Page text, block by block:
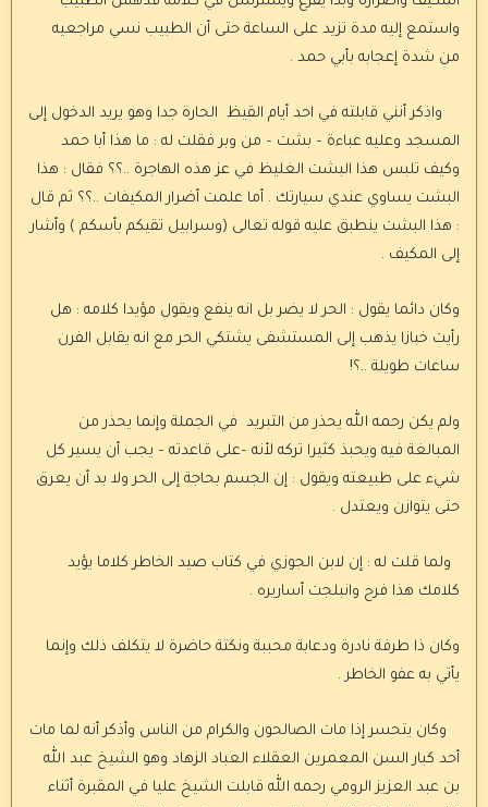
واستمع إليه مدة تزيد على الساعة حتى أن الطبيب نسي مراجعيه
من شدة إعجابه بأبي حمد .
واذكر أنني قابلته في احد أيام القيظ الحارة جدا وهو يريد الدخول إلى
المسجد وعليه عباءة – بشت – من وبر فقلت له : ما هذا أبا حمد
وكيف تلبس هذا البشت الغليظ في عز هذه الهاجرة ..؟؟ فقال : هذا
البشت يساوي عندي سيارتك . أما علمت أضرار المكيفات ..؟؟ ثم قال
: هذا البشت ينطبق عليه قوله تعالى (وسرابيل تقيكم بأسكم ) وأشار
إلى المكيف .
وكان دائما يقول : الحر لا يضر بل انه ينفع ويقول مؤيدا كلامه : هل
رأيت خبازا يذهب إلى المستشفى يشتكي الحر مع انه يقابل الفرن
ساعات طويلة ..؟!
ولم يكن رحمه الله يحذر من التبريد في الجملة وإنما يحذر من
المبالغة فيه ويحبذ كثيرا تركه لأنه –على قاعدته – يجب أن يسير كل
شيء على طبيعته ويقول : إن الجسم بحاجة إلى الحر ولا بد أن يعرق
حتى يتوازن ويعتدل .
ولما قلت له : إن لابن الجوزي في كتاب صيد الخاطر كلاما يؤيد
كلامك هذا فرح وانبلجت أساريره .
وكان ذا طرفة نادرة ودعابة محببة ونكتة حاضرة لا يتكلف ذلك وإنما
يأتي به عفو الخاطر .
وكان يتحسر إذا مات الصالحون والكرام من الناس وأذكر أنه لما مات
أحد كبار السن المعمرين العقلاء العباد الزهاد وهو الشيخ عبد الله
بن عبد العزيز الرومي رحمه الله قابلت الشيخ عليا في المقبرة أثناء